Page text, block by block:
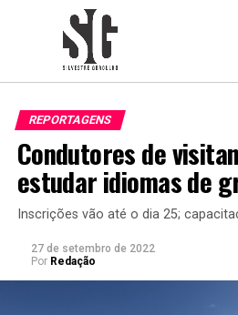
REPORTAGENS
Condutores de
estudar idiomas de
Inscrições vão até o dia 25;
27 de setembro de 2022
Por Redação